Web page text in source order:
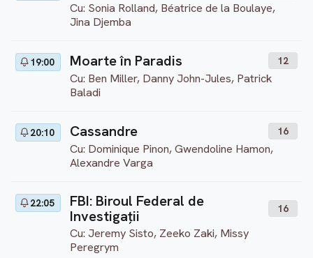
Cu: Sonia Rolland, Béatrice de la Boulaye,
Jina Djemba
19:00 Moarte în Paradis 12
Cu: Ben Miller, Danny John-Jules, Patrick
Baladi
20:10 Cassandre 16
Cu: Dominique Pinon, Gwendoline Hamon,
Alexandre Varga
22:05
FBI: Biroul Federal de
Investigații
16
Cu: Jeremy Sisto, Zeeko Zaki, Missy
Peregrym